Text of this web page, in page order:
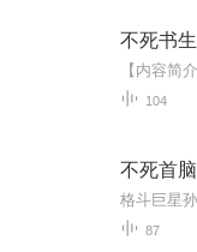
不死书生
104
不死首脑
87